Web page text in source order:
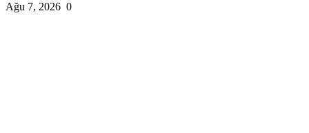
Ağu 7, 2026 0